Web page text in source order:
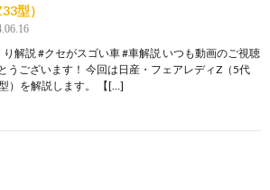
型）
り解説 #クセがスゴい車 #車解説 いつも動画のご視聴
うございます！ 今回は日産・フェアレディZ（5代
）を解説します。 【[…]